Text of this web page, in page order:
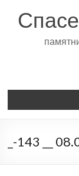
_-143 __